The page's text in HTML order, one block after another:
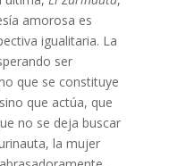
amorosa es
igualitaria. La
ser
que se constituye
que actúa, que
no se deja buscar
la mujer